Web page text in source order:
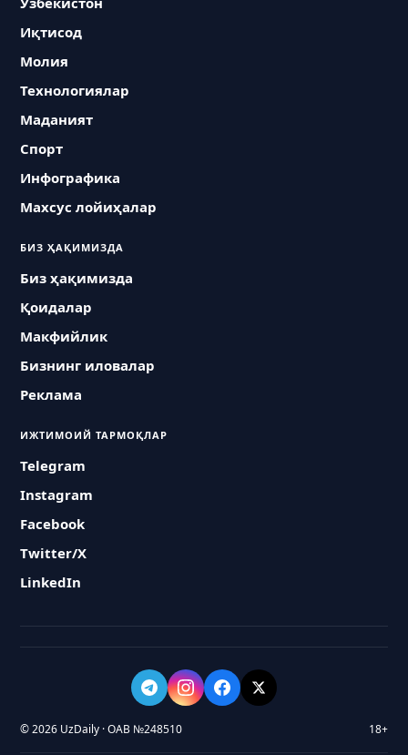
Иқтисод
Молия
Технологиялар
Маданият
Спорт
Инфографика
Махсус лойиҳалар
БИЗ ҲАҚИМИЗДА
Биз ҳақимизда
Қоидалар
Макфийлик
Бизнинг иловалар
Реклама
ИЖТИМОИЙ ТАРМОҚЛАР
Telegram
Instagram
Facebook
Twitter/X
LinkedIn
© 2026 UzDaily · ОАВ №248510 18+